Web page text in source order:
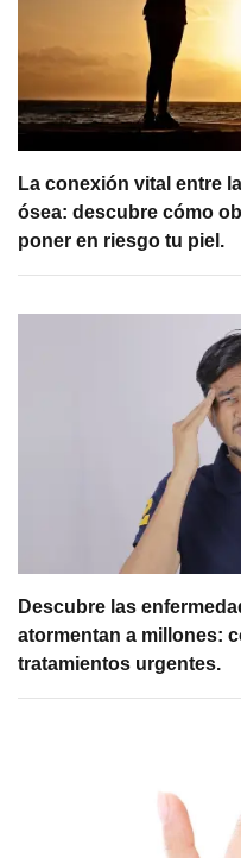
La conexión vital entre
ósea: descubre cómo
poner en riesgo tu piel.
Descubre las
atormentan a millones:
tratamientos urgentes.